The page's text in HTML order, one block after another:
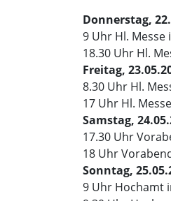
Donnerstag,
9 Uhr Hl. Messe
18.30 Uhr Hl.
Freitag,
8.30 Uhr Hl.
17 Uhr Hl.
Samstag,
17.30 Uhr
18 Uhr
Sonntag,
9 Uhr Hochamt